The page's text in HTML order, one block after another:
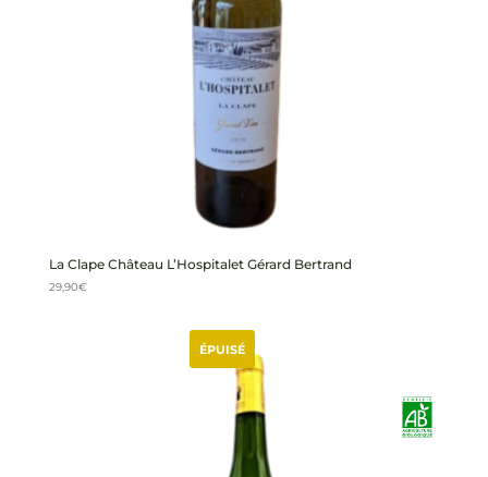
La Clape Château L’Hospitalet Gérard Bertrand
29,90€
ÉPUISÉ